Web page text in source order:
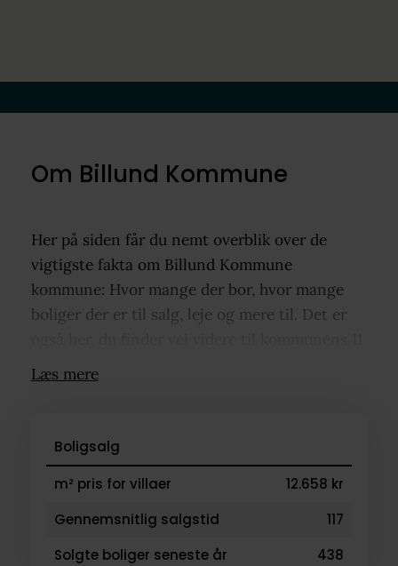
Om Billund Kommune
Her på siden får du nemt overblik over de
vigtigste fakta om Billund Kommune
kommune: Hvor mange der bor, hvor mange
boliger der er til salg, leje og mere til. Det er
nabolag – bare klik på dem oppe i kortet.
hvilke familietyper der bor her, og hvad
boligpriserne ligger på.
Læs mere
Boligsalg
m² pris for villaer
12.658 kr
Gennemsnitlig salgstid
117
Solgte boliger seneste år
438